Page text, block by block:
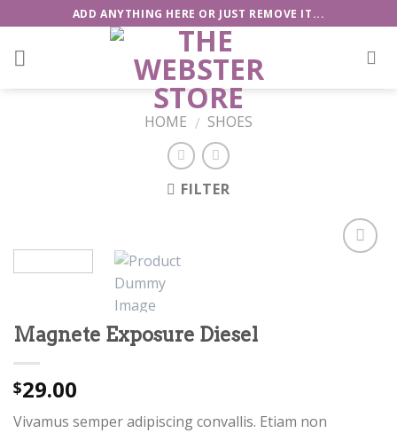
to
content
ADD ANYTHING HERE OR JUST REMOVE IT...
HOME / SHOES
FILTER
Magnete Exposure Diesel
$29.00
Vivamus semper adipiscing convallis. Etiam non